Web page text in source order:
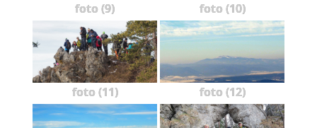
foto (9) foto (10)
foto (11) foto (12)